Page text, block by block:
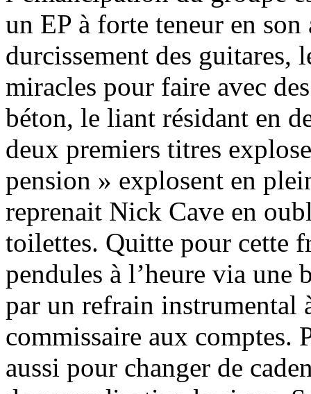
un EP à forte teneur en
durcissement des guitares,
miracles pour faire avec
béton, le liant résidant en
deux premiers titres
pension » explosent en
reprenait Nick Cave en
toilettes. Quitte pour cette
pendules à l’heure via une
par un refrain instrumental
commissaire aux comptes.
aussi pour changer de